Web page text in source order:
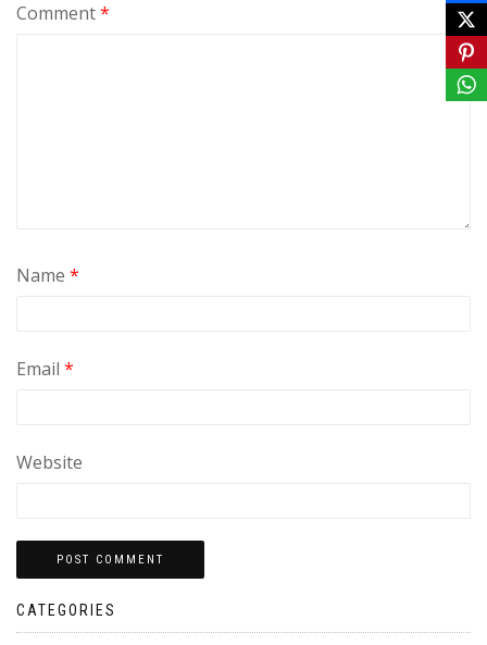
Comment*
Name *
Email *
Website
CATEGORIES